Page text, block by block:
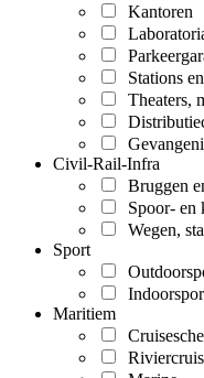
Kantoren
Stations
Theaters,
Civil-Rail-Infra
Bruggen
Spoor- en
Wegen,
Sport
Maritiem